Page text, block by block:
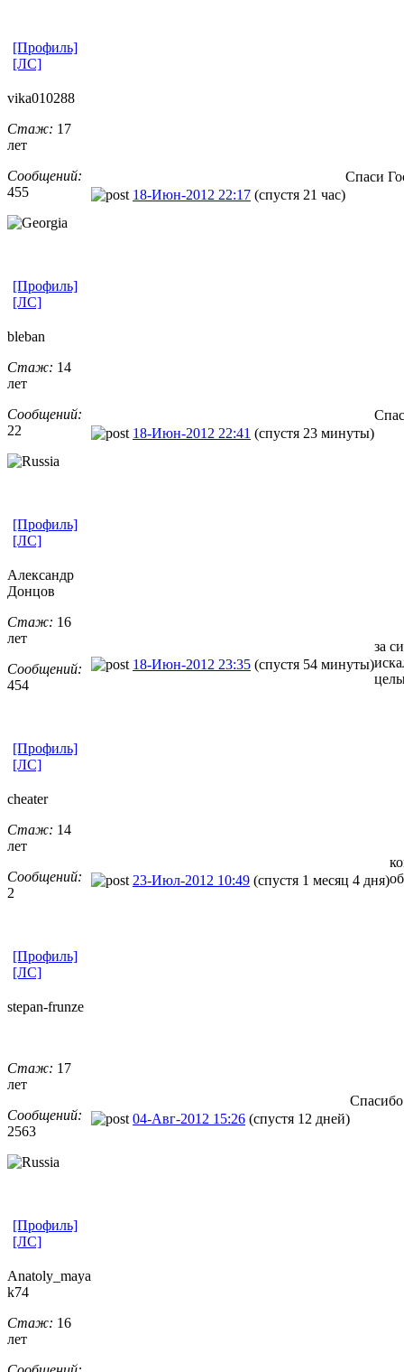
[Профиль]
[ЛС]
vika010288
Стаж: 17
лет
Сообщений:
455
18-Июн-2012 22:17 (спустя 21 час)
Спаси
[Профиль]
[ЛС]
bleban
Стаж: 14
лет
Сообщений:
22
18-Июн-2012 22:41 (спустя 23 минуты)
[Профиль]
[ЛС]
Александр
Донцов
Стаж: 16
лет
Сообщений:
454
18-Июн-2012 23:35 (спустя 54 минуты)
за
[Профиль]
[ЛС]
cheater
Стаж: 14
лет
Сообщений:
2
23-Июл-2012 10:49 (спустя 1 месяц 4 дня)
[Профиль]
[ЛС]
stepan-frunz​e
Стаж: 17
лет
Сообщений:
2563
04-Авг-2012 15:26 (спустя 12 дней)
[Профиль]
[ЛС]
Anatoly_maya
k74
Стаж: 16
лет